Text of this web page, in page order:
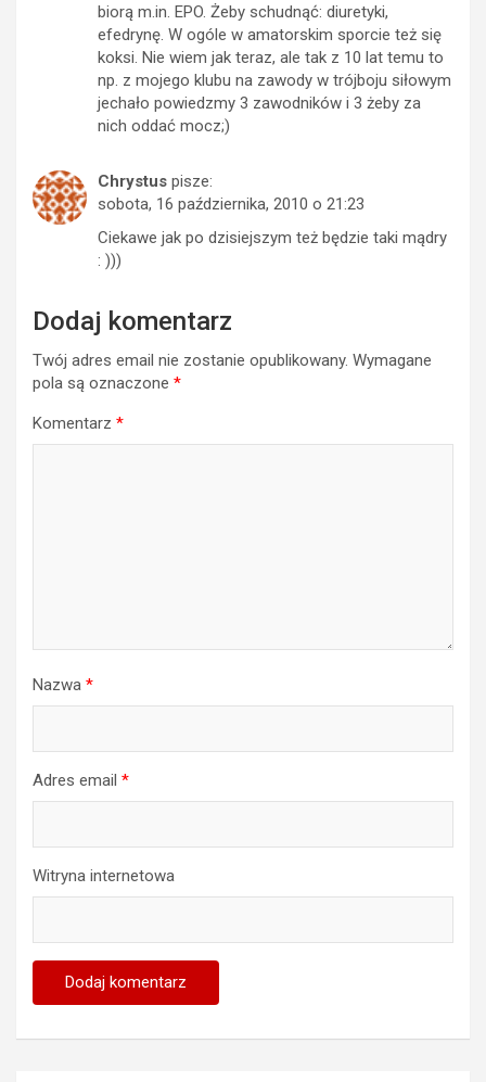
biorą m.in. EPO. Żeby schudnąć: diuretyki,
efedrynę. W ogóle w amatorskim sporcie też się
koksi. Nie wiem jak teraz, ale tak z 10 lat temu to
np. z mojego klubu na zawody w trójboju siłowym
jechało powiedzmy 3 zawodników i 3 żeby za
nich oddać mocz;)
Chrystus pisze:
sobota, 16 października, 2010 o 21:23
Ciekawe jak po dzisiejszym też będzie taki mądry
: )))
Dodaj komentarz
Twój adres email nie zostanie opublikowany. Wymagane
pola są oznaczone *
Komentarz *
Nazwa *
Adres email *
Witryna internetowa